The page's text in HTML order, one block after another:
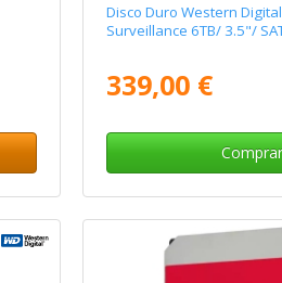
Disco Duro Western
Surveillance 6TB/ 3.5"/
339,00 €